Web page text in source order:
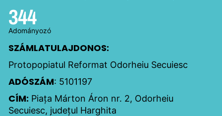
344
Adományozó
SZÁMLATULAJDONOS:
Protopopiatul Reformat Odorheiu Secuiesc
ADÓSZÁM: 5101197
CÍM: Piața Márton Áron nr. 2, Odorheiu
Secuiesc, județul Harghita